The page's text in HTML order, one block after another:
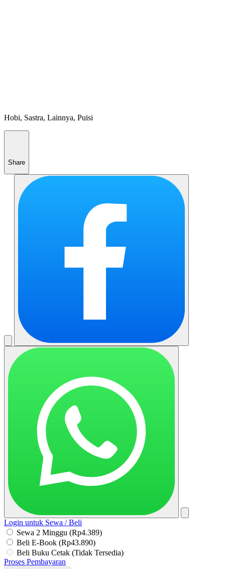
Hobi, Sastra, Lainnya, Puisi
Share
Login untuk Sewa / Beli
Sewa 2 Minggu (Rp4.389)
Beli E-Book (Rp43.890)
Beli Buku Cetak (Tidak Tersedia)
Proses Pembayaran